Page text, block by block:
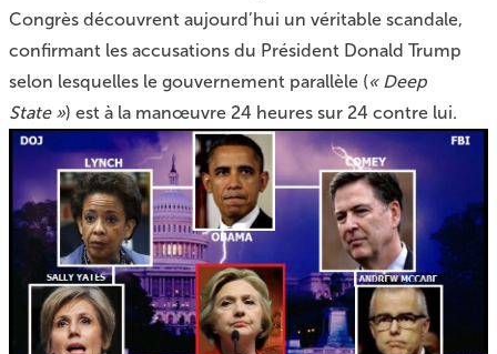
Congrès découvrent aujourd’hui un véritable scandale,
confirmant les accusations du Président Donald Trump
selon lesquelles le gouvernement parallèle (« Deep
State ») est à la manœuvre 24 heures sur 24 contre lui.